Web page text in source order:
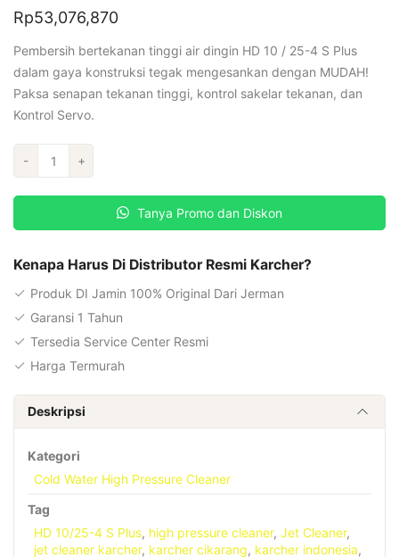
Rp53,076,870
Pembersih bertekanan tinggi air dingin HD 10 / 25-4 S Plus
dalam gaya konstruksi tegak mengesankan dengan MUDAH!
Paksa senapan tekanan tinggi, kontrol sakelar tekanan, dan
Kontrol Servo.
-
Karhcer
HD
S
High
Pressure
Cleaner
+
Tanya Promo dan Diskon
Kenapa Harus Di Distributor Resmi Karcher?
Produk DI Jamin 100% Original Dari Jerman
Garansi 1 Tahun
Tersedia Service Center Resmi
Harga Termurah
Deskripsi
Kategori
Cold Water High Pressure Cleaner
Tag
HD 10/25-4 S Plus, high pressure cleaner, Jet Cleaner,
jet cleaner karcher, karcher cikarang, karcher indonesia,